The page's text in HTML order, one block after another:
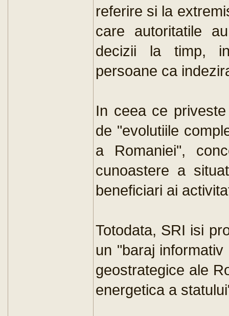
referire si la
care autoritatile
decizii la timp,
persoane ca
In ceea ce
de "evolutiile
a Romaniei",
cunoastere a
beneficiari ai
Totodata, SRI isi
un "baraj
geostrategice ale
energetica a